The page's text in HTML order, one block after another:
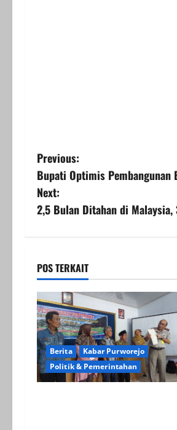
P
o
s
n
a
v
i
g
Previous:
Bupati Optimis Pembangunan
Next:
2,5 Bulan Ditahan di
POS TERKAIT
Berita
Kabar Purworejo
Politik & Pemerintahan